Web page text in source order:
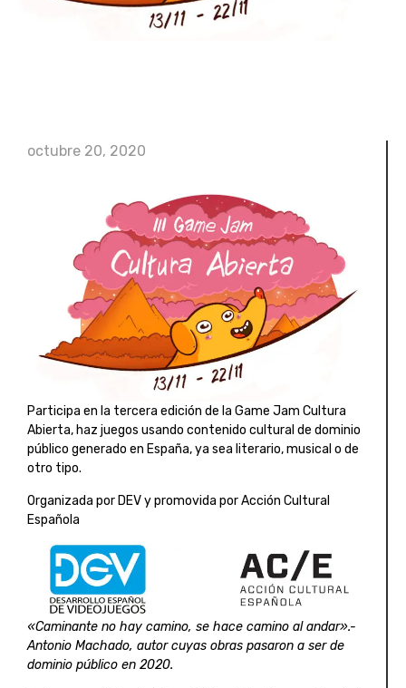
octubre 20, 2020
Participa en la tercera edición de la Game Jam Cultura
Abierta, haz juegos usando contenido cultural de dominio
público generado en España, ya sea literario, musical o de
otro tipo.
Organizada por DEV y promovida por Acción Cultural
Española
«Caminante no hay camino, se hace camino al andar».-
Antonio Machado, autor cuyas obras pasaron a ser de
dominio público en 2020.